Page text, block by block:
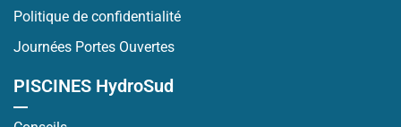
Politique de confidentialité
Journées Portes Ouvertes
PISCINES HydroSud